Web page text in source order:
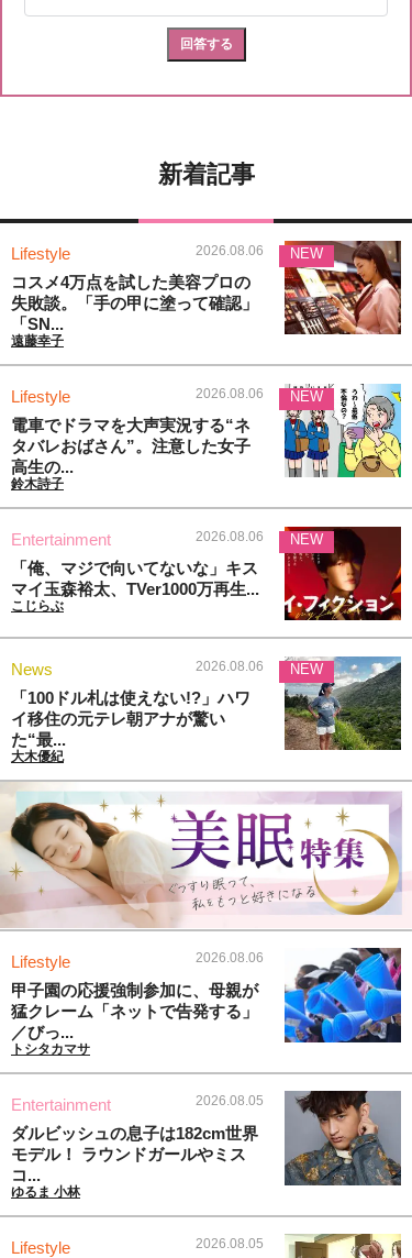
新着記事
Lifestyle 2026.08.06
コスメ4万点を試した美容プロの
失敗談。「手の甲に塗って確認」
「SN...
遠藤幸子
NEW
Lifestyle 2026.08.06
電車でドラマを大声実況する“ネ
タバレおばさん”。注意した女子
高生の...
鈴木詩子
NEW
Entertainment 2026.08.06
「俺、マジで向いてないな」キス
マイ玉森裕太、TVer1000万再生...
こじらぶ
NEW
News 2026.08.06
「100ドル札は使えない!?」ハワ
イ移住の元テレ朝アナが驚い
た“最...
大木優紀
NEW
Lifestyle 2026.08.06
甲子園の応援強制参加に、母親が
猛クレーム「ネットで告発する」
／びっ...
トシタカマサ
Entertainment 2026.08.05
ダルビッシュの息子は182cm世界
モデル！ ラウンドガールやミス
コ...
ゆるま 小林
Lifestyle 2026.08.05